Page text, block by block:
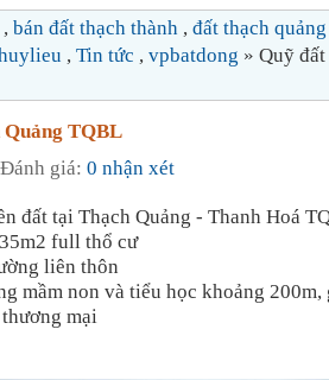
, bán đất thạch thành , đất thạch
, Tin tức , vpbatdong » Quỹ
Quảng TQBL
giá: 0 nhận xét
đất tại Thạch Quảng - Thanh Hoá
full thổ cư
liên thôn
mầm non và tiểu học khoảng 200m,
mại